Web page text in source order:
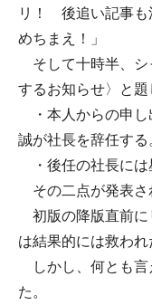
リ！ 後追い記事も
めちまえ！」
そして十時半、シ
するお知らせ〉と題
・本人からの申し
誠が社長を辞任する
・後任の社長には
その二点が発表さ
初版の降版直前に
は結果的には救われ
しかし、何とも言
た。